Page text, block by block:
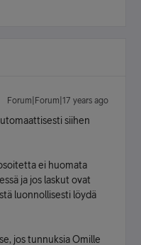
Forum|Forum|17 years ago
siihen
ei huomata
ja jos laskut ovat
luonnollisesti löydä
jos tunnuksia Omille